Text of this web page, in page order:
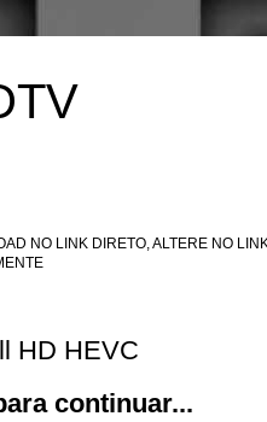
NO LINK DIRETO, ALTERE NO
HD HEVC
continuar...